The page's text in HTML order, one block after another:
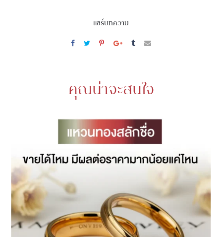
แชร์บทความ
คุณน่าจะสนใจ